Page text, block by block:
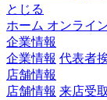
とじる
ホーム オンライ
企業情報
企業情報 代表者
店舗情報
店舗情報 来店受